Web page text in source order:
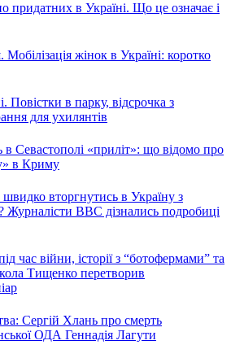
придатних в Україні. Що це означає і
жінок в Україні: коротко
Повістки в парку, відсрочка з
для ухилянтів
в Севастополі «приліт»: що відомо про
в Криму
вторгнутись в Україну з
ВВС дізнались подробиці
час війни, історії з “ботофермами” та
Тищенко перетворив
Сергій Хлань про смерть
ОДА Геннадія Лагути